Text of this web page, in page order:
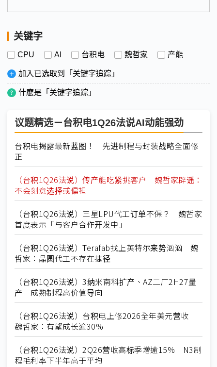
关键字
CPU AI 台积电 魏哲家 产能
加入已选取到「关键字追踪」
什麽是「关键字追踪」
议题精选－台积电1Q26法说AI动能强劲
台积电揭露最新蓝图！ 先进制程与封装战略全面修
正
（台积1Q26法说）传产能吃紧挑客户 魏哲家辟谣：
不会刻意选择或偏袒
（台积1Q26法说）三星LPU代工订单不保？ 魏哲家
首度表示「与客户合作开发中」
（台积1Q26法说）Terafab找上英特尔来势汹汹 魏
哲家：晶圆代工不存在捷径
（台积1Q26法说）3纳米南科扩产、AZ二厂2H27量
产 成熟制程高价值导向
（台积1Q26法说）台积电上修2026全年美元营收
魏哲家：有望成长逾30%
（台积1Q26法说）2Q26营收高标季增逾15% N3制
程毛利率下半年高于平均